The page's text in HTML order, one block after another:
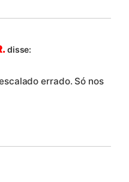
disse:
errado. Só nos